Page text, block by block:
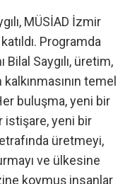
MÜSİAD İzmir
Programda
Saygılı, üretim,
temel
buluşma, yeni bir
istişare, yeni bir
üretmeyi,
ve ülkesine
koymuş insanlar